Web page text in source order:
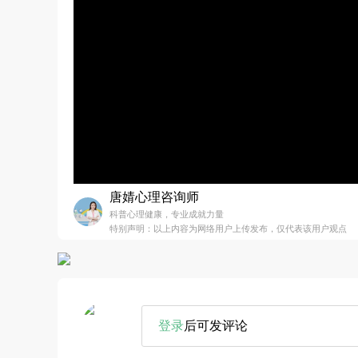
唐婧心理咨询师
科普心理健康，专业成就力量
特别声明：以上内容为网络用户上传发布，仅代表该用户观点
登录后可发评论